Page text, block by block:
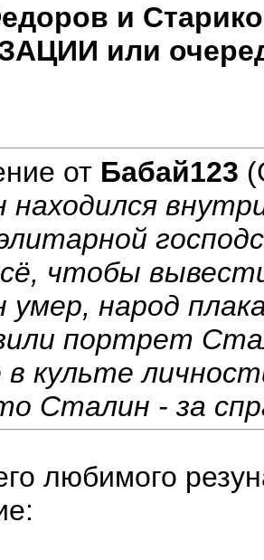
и
или
от Бабай123
находился
чтобы
народ
портрет
в культе
Сталин - за
любимого